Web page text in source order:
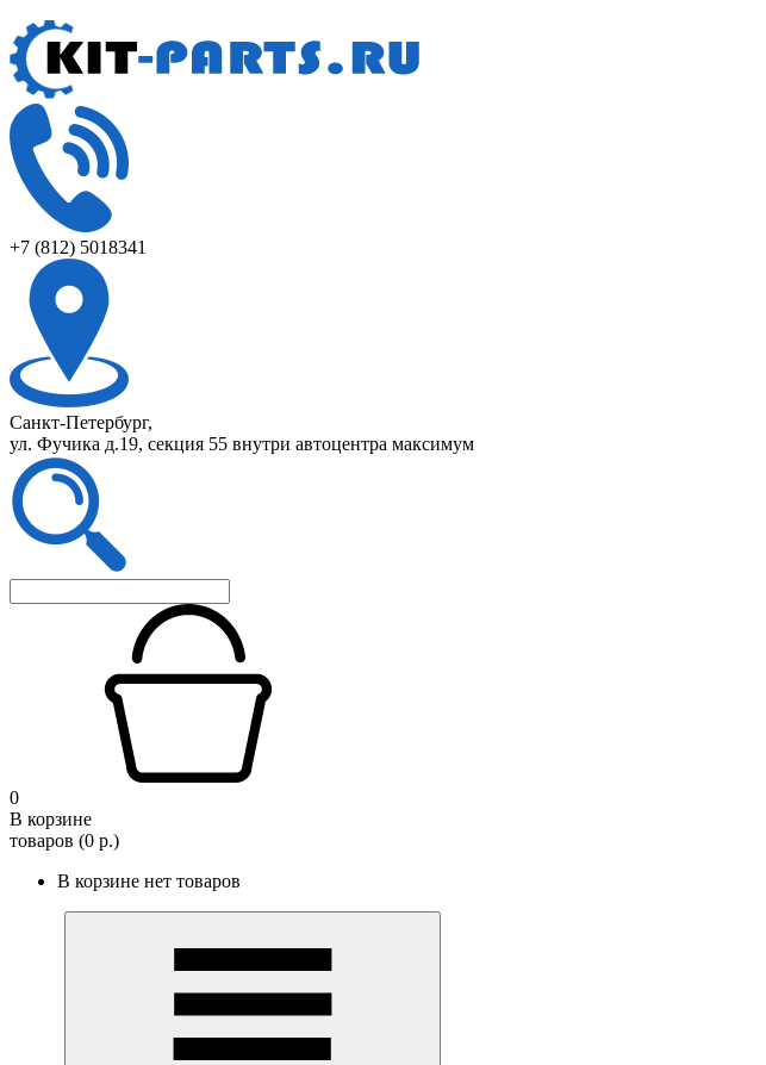
+7 (812) 5018341
Санкт-Петербург,
ул. Фучика д.19, секция 55 внутри автоцентра максимум
0
В корзине
товаров (0 р.)
В корзине нет товаров